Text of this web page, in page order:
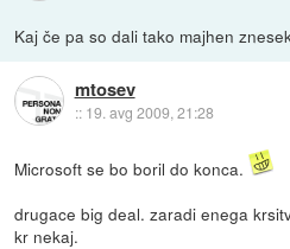
Kaj če pa so dali tako majhen
mtosev
:: 19. avg 2009, 21:28
Microsoft se bo boril do konca.
drugace big deal. zaradi enega
kr nekaj.